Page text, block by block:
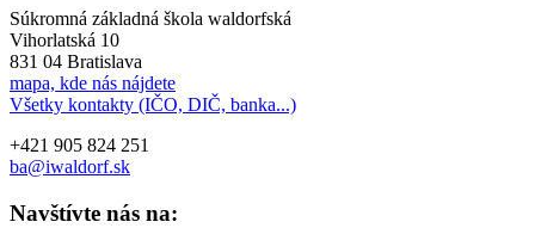
Súkromná základná škola waldorfská
Vihorlatská 10
831 04 Bratislava
mapa, kde nás nájdete
Všetky kontakty (IČO, DIČ, banka...)
+421 905 824 251
ba@iwaldorf.sk
Navštívte nás na: